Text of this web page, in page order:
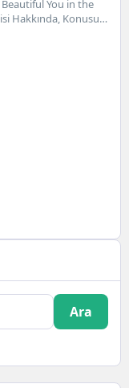
You in the
Hakkında, Konusu
Ara